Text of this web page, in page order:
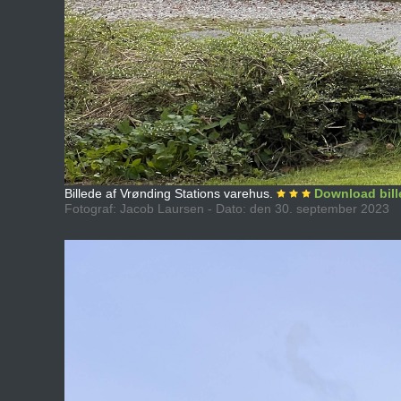
Billede af Vrønding Stations varehus.
Download
Fotograf: Jacob Laursen - Dato: den 30. september 2023